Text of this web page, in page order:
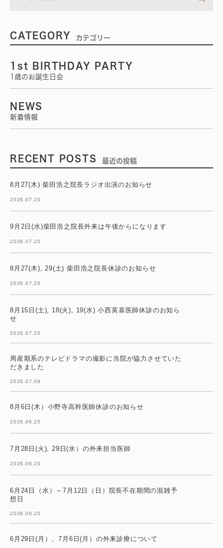
CATEGORY カテゴリー
1st BIRTHDAY PARTY
1歳のお誕生日会
NEWS
新着情報
RECENT POSTS 最近の投稿
8月27(木) 柴田浩之院長ラジオ出演のお知らせ
2026.07.20
9月2日(水)柴田浩之院長外来は午後からになります
2026.07.20
8月27(木), 29(土) 柴田浩之院長休診のお知らせ
2026.07.20
8月15日(土), 18(火), 19(水) 小西英喜医師休診のお知ら
せ
2026.07.20
周産期系のテレビドラマの撮影に当院が協力させていた
だきました
2026.07.09
8月6日(木）小野寺高幹医師休診のお知らせ
2026.06.20
7月28日(火), 29日(水）の外来担当医師
2026.06.20
6月24日（水）～7月12日（日）院長不在期間の混雑予
想日
2026.06.20
6月29日(月）、7月6日(月）の外来診療について